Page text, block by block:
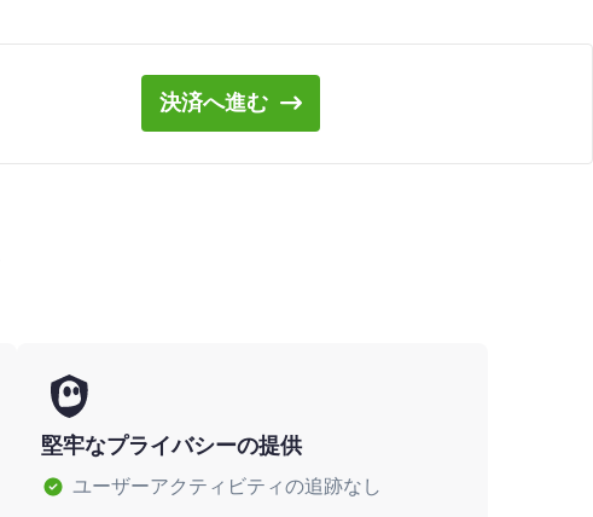
決済へ進む
堅牢なプライバシーの提供
ユーザーアクティビティの追跡なし